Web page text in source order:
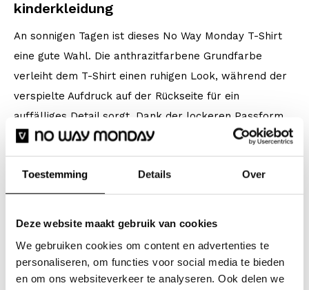
Toestemming Details Over
Deze website maakt gebruik van cookies
We gebruiken cookies om content en advertenties te
personaliseren, om functies voor social media te bieden
en om ons websiteverkeer te analyseren. Ook delen we
kinderkleidung
An sonnigen Tagen ist dieses No Way Monday T-Shirt
eine gute Wahl. Die anthrazitfarbene Grundfarbe
verleiht dem T-Shirt einen ruhigen Look, während der
verspielte Aufdruck auf der Rückseite für ein
auffälliges Detail sorgt. Dank der lockeren Passform
ist dieses Jungen-T-Shirt bequem und luftig.
Hergestellt aus Baumwolle mit Stretchanteil für
zusätzlichen Tragekomfort in der Schule, in der Freizeit
und im Urlaub.
Spezifikationen
Marke: No Way Monday
Saison: Spring/Summer 2026